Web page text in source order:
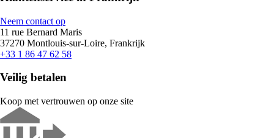
Neem contact op
11 rue Bernard Maris
37270 Montlouis-sur-Loire, Frankrijk
+33 1 86 47 62 58
Veilig betalen
Koop met vertrouwen op onze site